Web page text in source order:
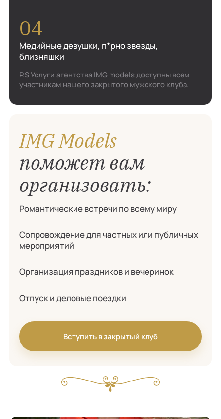
IMG Models
поможет вам
организовать:
Романтические встречи по всему миру
Сопровождение для частных или публичных
мероприятий
Организация праздников и вечеринок
Отпуск и деловые поездки
Вступить в закрытый клуб
Медийные девушки, п*рно звезды,
близняшки
P.S Услуги агентства IMG models доступны всем
участникам нашего закрытого мужского клуба.